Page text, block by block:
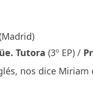
Tutora (3º EP) /
nos dice